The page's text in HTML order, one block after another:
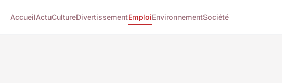
AccueilActuCultureDivertissementEmploiEnvironnementSociété